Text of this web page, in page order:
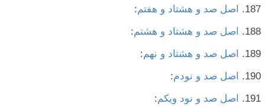
اصل صد و هشتاد و هفتم:
اصل صد و هشتاد و هشتم:
اصل صد و هشتاد و نهم:
اصل صد و نودم:
اصل صد و نود ویکم: